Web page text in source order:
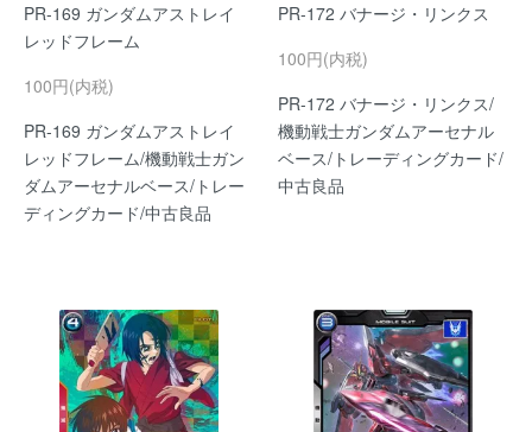
PR-169 ガンダムアストレイ
レッドフレーム
100円(内税)
PR-169 ガンダムアストレイ
レッドフレーム/機動戦士ガン
ダムアーセナルベース/トレー
ディングカード/中古良品
PR-172 バナージ・リンクス
100円(内税)
PR-172 バナージ・リンクス/
機動戦士ガンダムアーセナル
ベース/トレーディングカード/
中古良品